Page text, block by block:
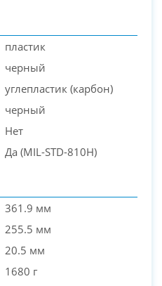
пластик
черный
углепластик (карбон)
черный
Нет
Да (MIL-STD-810H)
361.9 мм
255.5 мм
20.5 мм
1680 г